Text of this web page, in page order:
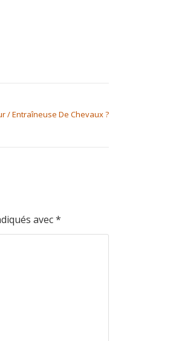
/ Entraîneuse De Chevaux ?
avec*